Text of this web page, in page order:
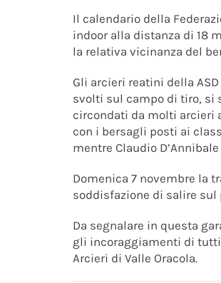
Il calendario della
indoor alla distanza di 18
la relativa vicinanza del
Gli arcieri reatini della
svolti sul campo di tiro, si
circondati da molti arcieri
con i bersagli posti ai
mentre Claudio
Domenica 7 novembre la
soddisfazione di salire sul
Da segnalare in questa
gli incoraggiamenti di tutti
Arcieri di Valle Oracola.